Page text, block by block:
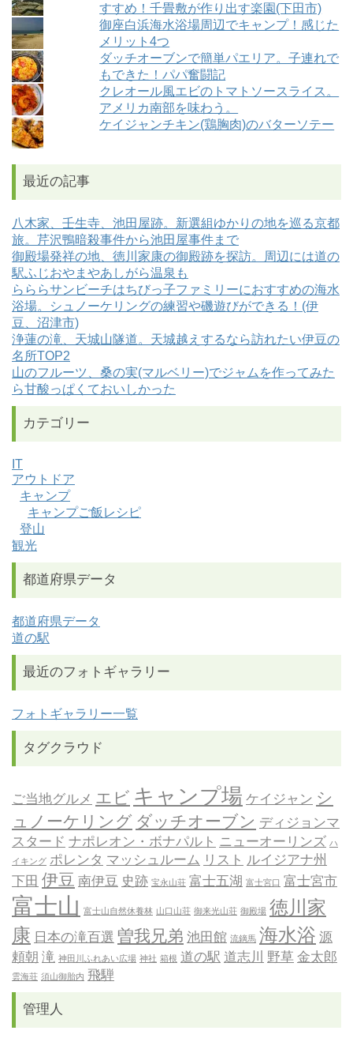
すすめ！千畳敷が作り出す楽園(下田市)
御座白浜海水浴場周辺でキャンプ！感じた
メリット4つ
ダッチオーブンで簡単パエリア。子連れで
もできた！パパ奮闘記
クレオール風エビのトマトソースライス。
アメリカ南部を味わう。
ケイジャンチキン(鶏胸肉)のバターソテー
最近の記事
八木家、壬生寺、池田屋跡。新選組ゆかりの地を巡る京都
旅。芹沢鴨暗殺事件から池田屋事件まで
御殿場発祥の地、徳川家康の御殿跡を探訪。周辺には道の
駅ふじおやまやあしがら温泉も
らららサンビーチはちびっ子ファミリーにおすすめの海水
浴場。シュノーケリングの練習や磯遊びができる！(伊
豆、沼津市)
浄蓮の滝、天城山隧道。天城越えするなら訪れたい伊豆の
名所TOP2
山のフルーツ、桑の実(マルベリー)でジャムを作ってみた
ら甘酸っぱくておいしかった
カテゴリー
IT
アウトドア
キャンプ
キャンプご飯レシピ
登山
観光
都道府県データ
都道府県データ
道の駅
最近のフォトギャラリー
フォトギャラリー一覧
タグクラウド
ご当地グルメ エビ キャンプ場 ケイジャン シ
ュノーケリング ダッチオーブン ディジョンマ
スタード ナポレオン・ボナパルト ニューオーリンズ ハ
イキング ポレンタ マッシュルーム リスト ルイジアナ州
下田 伊豆 南伊豆 史跡 宝永山荘 富士五湖 富士宮口 富士宮市
富士山 富士山自然休養林 山口山荘 御来光山荘 御殿場 徳川家
康 日本の滝百選 曽我兄弟 池田館 流鏑馬 海水浴 源
頼朝 滝 神田川ふれあい広場 神社 箱根 道の駅 道志川 野草 金太郎
雲海荘 須山御胎内 飛騨
管理人